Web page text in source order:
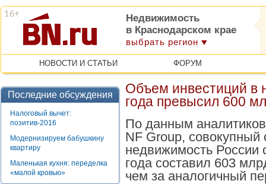
Недвижимость
в Краснодарском крае
выбрать регион
НОВОСТИ И СТАТЬИ ФОРУМ
Последние обсуждения
Налоговый вычет:
позитив-2016
Модернизируем бабушкину
квартиру
Маленькая кухня: переделка
«малой кровью»
Объем инвестиций в
года превысил 600
По данным
NF Group,
недвижимость России
года составил 603
чем за аналогичный